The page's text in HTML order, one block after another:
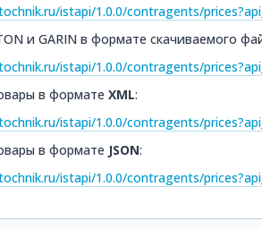
istapi/1.0.0/contragents/
и GARIN в формате скачиваемого
istapi/1.0.0/contragents/
в формате XML:
istapi/1.0.0/contragents/
в формате JSON:
istapi/1.0.0/contragents/